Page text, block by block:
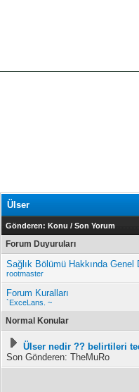
Ülser
Gönderen: Konu / Son Yorum
Forum Duyuruları
Sağlık Bölümü Hakkında Genel
rootmaster
Forum Kuralları
`ExceLans. ~
Normal Konular
Ülser nedir ?? belirtileri
Son Gönderen: TheMuRo